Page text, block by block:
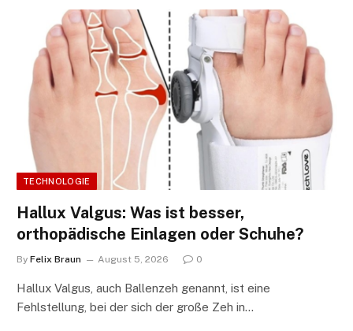
TECHNOLOGIE
Hallux Valgus: Was ist besser,
orthopädische Einlagen oder Schuhe?
By Felix Braun August 5, 2026 0
Hallux Valgus, auch Ballenzeh genannt, ist eine
Fehlstellung, bei der sich der große Zeh in…